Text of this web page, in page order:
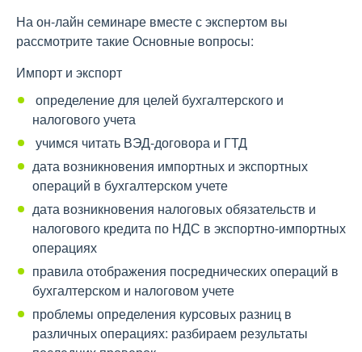
На он-лайн семинаре вместе с экспертом вы
рассмотрите такие Основные вопросы:
Импорт и экспорт
определение для целей бухгалтерского и
налогового учета
учимся читать ВЭД-договора и ГТД
дата возникновения импортных и экспортных
операций в бухгалтерском учете
дата возникновения налоговых обязательств и
налогового кредита по НДС в экспортно-импортных
операциях
правила отображения посреднических операций в
бухгалтерском и налоговом учете
проблемы определения курсовых разниц в
различных операциях: разбираем результаты